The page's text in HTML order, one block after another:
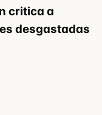
critica a
desgastadas